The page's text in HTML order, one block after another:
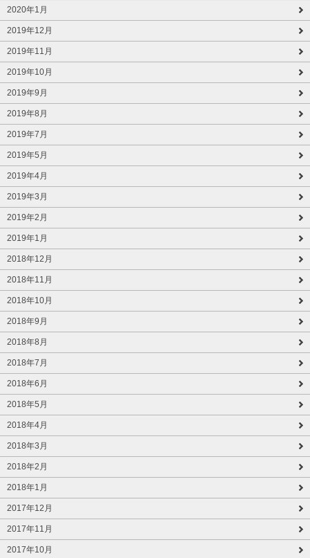
2020年1月
2019年12月
2019年11月
2019年10月
2019年9月
2019年8月
2019年7月
2019年5月
2019年4月
2019年3月
2019年2月
2019年1月
2018年12月
2018年11月
2018年10月
2018年9月
2018年8月
2018年7月
2018年6月
2018年5月
2018年4月
2018年3月
2018年2月
2018年1月
2017年12月
2017年11月
2017年10月